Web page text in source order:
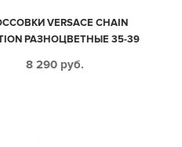
VERSACE CHAIN
РАЗНОЦВЕТНЫЕ 35-39
8 290 руб.